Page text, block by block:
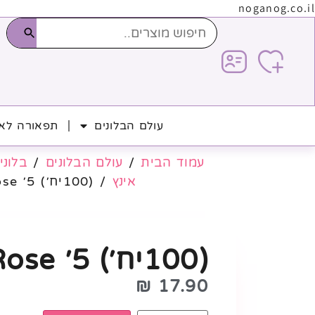
noganog.co.il
עולם הבלונים תפאורה
עמוד הבית/ עולם הבלונים /
אינץ / (100יח׳) 5׳ Light Rose
(100יח׳) 5׳ Light Rose
17.90
₪